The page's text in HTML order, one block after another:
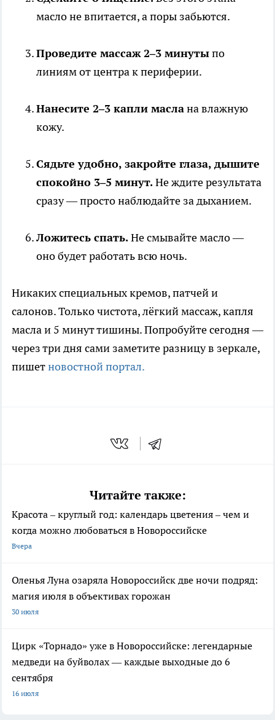
масло не впитается, а поры забьются.
Проведите массаж 2–3 минутыпо
линиям от центра к периферии.
Нанесите 2–3 капли маслана влажную
кожу.
Сядьте удобно, закройте глаза, дышите
спокойно 3–5 минут.Не ждите результата
сразу — просто наблюдайте за дыханием.
Ложитесь спать.Не смывайте масло —
оно будет работать всю ночь.
Никаких специальных кремов, патчей и
салонов. Только чистота, лёгкий массаж, капля
масла и 5 минут тишины. Попробуйте сегодня —
через три дня сами заметите разницу в зеркале,
пишетновостной портал.
Читайте также:
Красота – круглый год: календарь цветения – чем и
когда можно любоваться в Новороссийске
Вчера
Оленья Луна озаряла Новороссийск две ночи подряд:
магия июля в объективах горожан
30 июля
Цирк «Торнадо» уже в Новороссийске: легендарные
медведи на буйволах — каждые выходные до 6
сентября
16 июля